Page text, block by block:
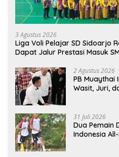
3 Agustus 2026
Liga Voli Pelajar SD Sidoarjo
Dapat Jalur Prestasi Masuk
2 Agustus 2026
PB Muaythai
Wasit, Juri,
31 Juli 2026
Dua Pemain
Indonesia